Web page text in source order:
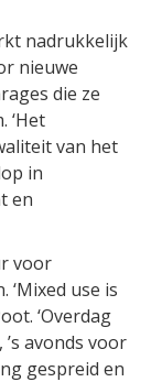
nadrukkelijk
nieuwe
die ze
‘Het
van het
in
en
voor
use is
‘Overdag
avonds voor
gespreid en